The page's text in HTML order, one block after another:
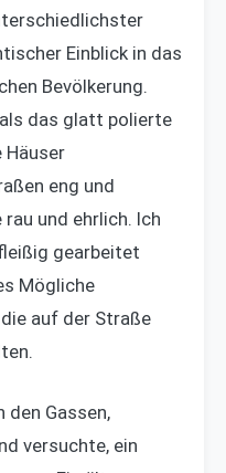
Einblick in das
Bevölkerung.
das glatt polierte
Häuser
eng und
und ehrlich. Ich
gearbeitet
Mögliche
auf der Straße
Gassen,
versuchte, ein